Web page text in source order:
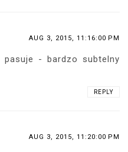
AUG 3, 2015, 11:16:00 PM
pasuje - bardzo subtelny
REPLY
AUG 3, 2015, 11:20:00 PM